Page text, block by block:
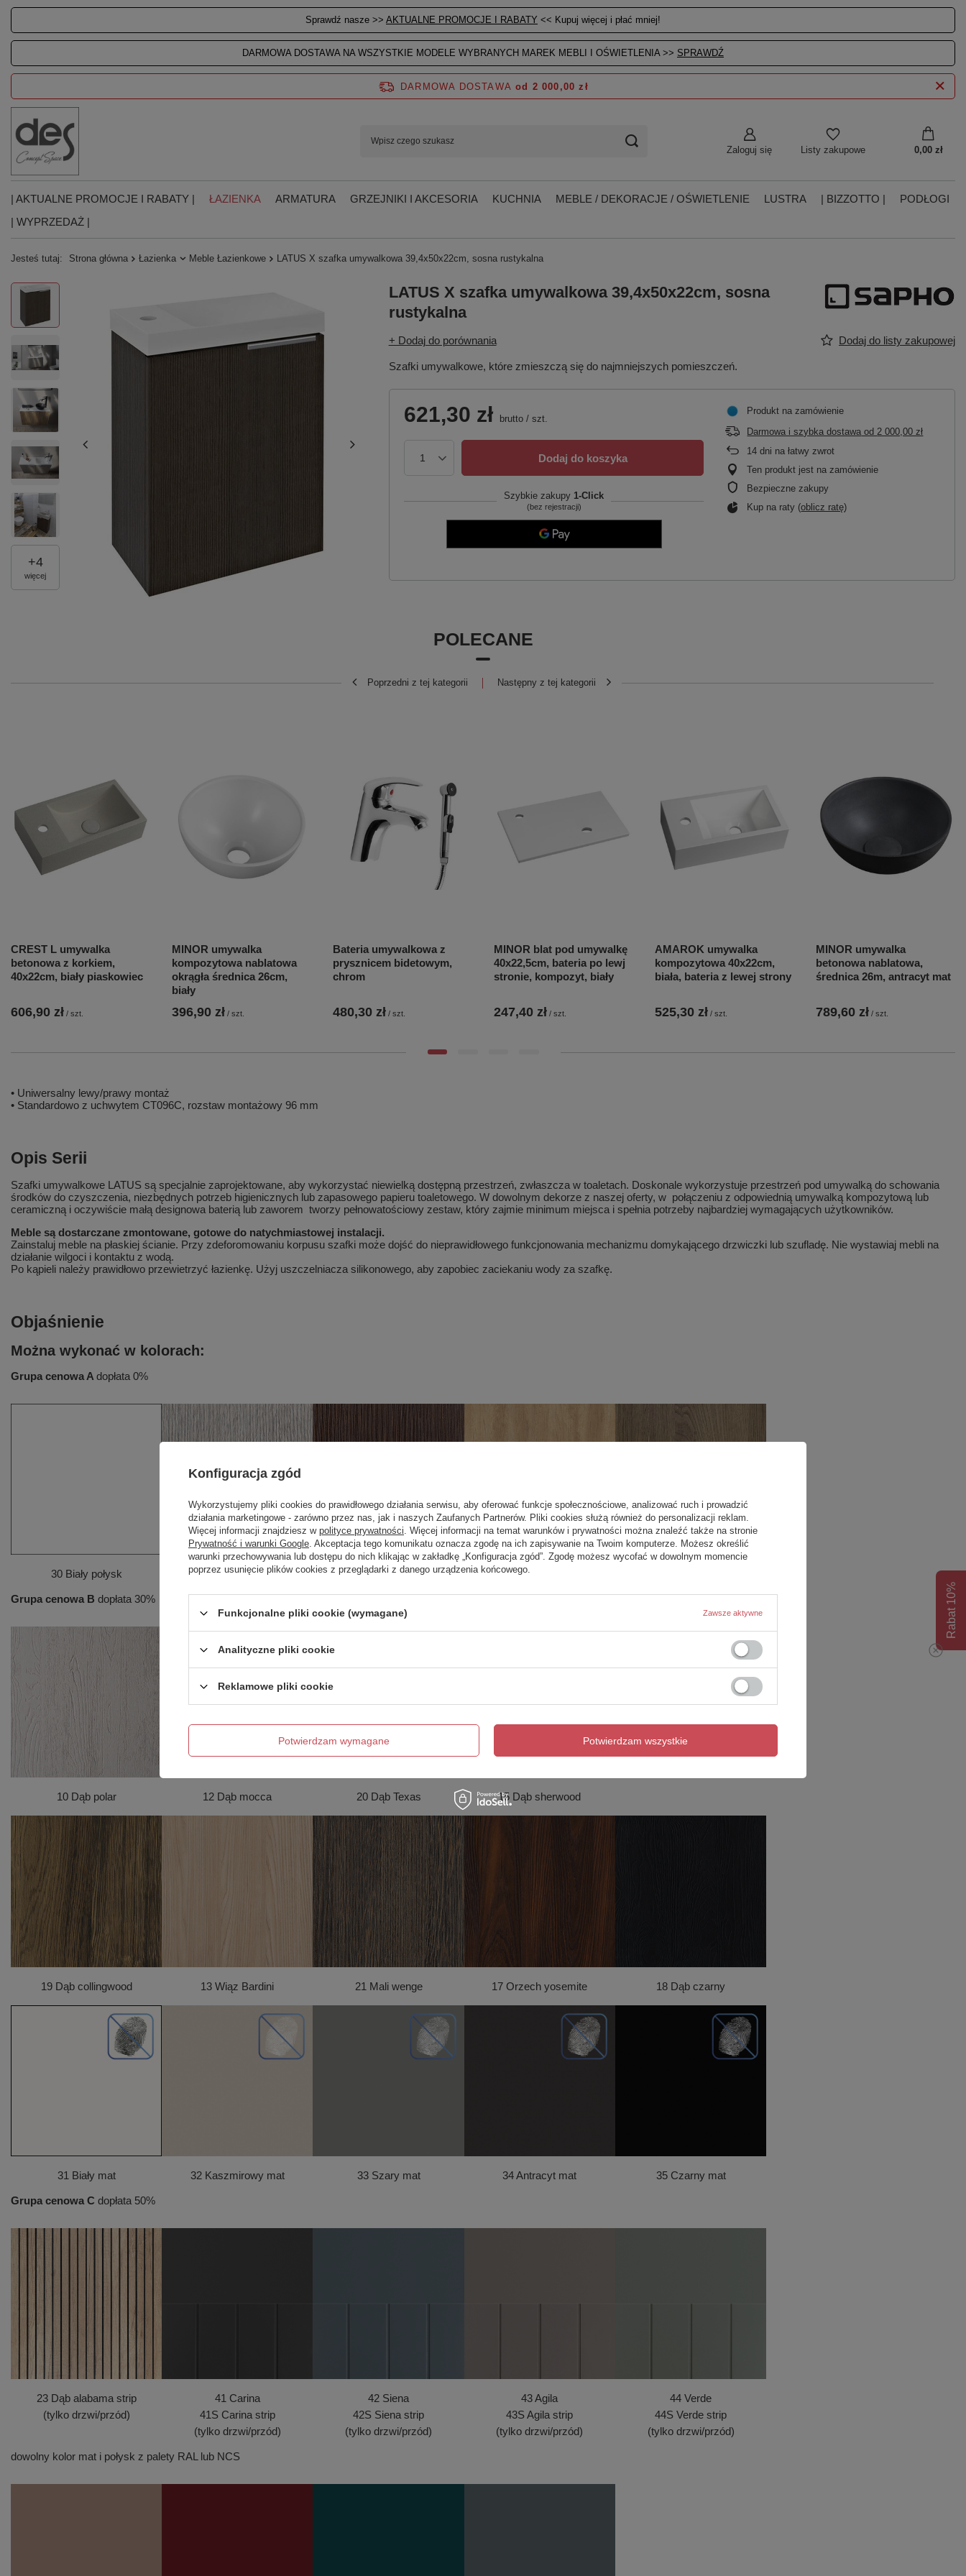
Sprawdź nasze >> AKTUALNE PROMOCJE I RABATY << Kupuj więcej i płać mniej!
DARMOWA DOSTAWA NA WSZYSTKIE MODELE WYBRANYCH MAREK MEBLI I OŚWIETLENIA >> SPRAWDŹ
Zaloguj się Listy zakupowe 0,00 zł
DARMOWA DOSTAWA od 2 000,00 zł
| AKTUALNE PROMOCJE I RABATY | ŁAZIENKA ARMATURA GRZEJNIKI I AKCESORIA KUCHNIA MEBLE / DEKORACJE / OŚWIETLENIE LUSTRA | BIZZOTTO |
PODŁOGI
| WYPRZEDAŻ |
Jesteś tutaj: Strona główna Łazienka Meble Łazienkowe LATUS X szafka umywalkowa 39,4x50x22cm, sosna rustykalna
+4
więcej
LATUS X szafka umywalkowa 39,4x50x22cm, sosna
rustykalna
+ Dodaj do porównania Dodaj do listy zakupowej
Szafki umywalkowe, które zmieszczą się do najmniejszych pomieszczeń.
621,30 zł brutto/ szt.
Dodaj do koszyka
Szybkie zakupy 1-Click
(bez rejestracji)
Produkt na zamówienie
Darmowa i szybka dostawa od2 000,00 zł
14 dni na łatwy zwrot
Ten produkt jest na zamówienie
Bezpieczne zakupy
Kup na raty (oblicz ratę)
POLECANE
Poprzedni z tej kategorii
CREST L umywalka
betonowa z korkiem,
40x22cm, biały piaskowiec
606,90 zł / szt.
MINOR umywalka
kompozytowa nablatowa
okrągła średnica 26cm,
biały
396,90 zł / szt.
Bateria umywalkowa z
prysznicem bidetowym,
chrom
480,30 zł / szt.
MINOR blat pod umywalkę
40x22,5cm, bateria po lewj
stronie, kompozyt, biały
247,40 zł / szt.
AMAROK umywalka
kompozytowa 40x22cm,
biała, bateria z lewej strony
525,30 zł / szt.
MINOR umywalka
betonowa nablatowa,
średnica 26m, antracyt mat
789,60 zł / szt.
Następny z tej kategorii
• Uniwersalny lewy/prawy montaż
• Standardowo z uchwytem CT096C, rozstaw montażowy 96 mm
Opis Serii
Szafki umywalkowe LATUS są specjalnie zaprojektowane, aby wykorzystać niewielką dostępną przestrzeń, zwłaszcza w toaletach. Doskonale wykorzystuje przestrzeń pod umywalką do schowania
środków do czyszczenia, niezbędnych potrzeb higienicznych lub zapasowego papieru toaletowego. W dowolnym dekorze z naszej oferty, w połączeniu z odpowiednią umywalką kompozytową lub
ceramiczną i oczywiście małą designowa baterią lub zaworem tworzy pełnowatościowy zestaw, który zajmie minimum miejsca i spełnia potrzeby najbardziej wymagających użytkowników.
Meble są dostarczane zmontowane, gotowe do natychmiastowej instalacji.
Zainstaluj meble na płaskiej ścianie. Przy zdeforomowaniu korpusu szafki może dojść do nieprawidłowego funkcjonowania mechanizmu domykającego drzwiczki lub szufladę. Nie wystawiaj mebli na
działanie wilgoci i kontaktu z wodą.
Po kąpieli należy prawidłowo przewietrzyć łazienkę. Użyj uszczelniacza silikonowego, aby zapobiec zaciekaniu wody za szafkę.
Objaśnienie
Można wykonać w kolorach:
Grupa cenowa A dopłata 0%
30 Biały połysk 11 Dąb srebrny 16 Sosna rustyk 22 Dąb alabama
Grupa cenowa B dopłata 30%
10 Dąb polar 12 Dąb mocca 20 Dąb Texas 15 Dąb sherwood
19 Dąb collingwood 13 Wiąz Bardini 21 Mali wenge 17 Orzech yosemite 18 Dąb czarny
31 Biały mat 32 Kaszmirowy mat 33 Szary mat 34 Antracyt mat 35 Czarny mat
Grupa cenowa C dopłata 50%
23 Dąb alabama strip
(tylko drzwi/przód)
41 Carina
41S Carina strip
(tylko drzwi/przód)
42 Siena
42S Siena strip
(tylko drzwi/przód)
43 Agila
43S Agila strip
(tylko drzwi/przód)
44 Verde
44S Verde strip
(tylko drzwi/przód)
dowolny kolor mat i połysk z palety RAL lub NCS
Rabat 10%
Konfiguracja zgód
Wykorzystujemy pliki cookies do prawidłowego działania serwisu, aby oferować funkcje społecznościowe, analizować ruch i prowadzić
działania marketingowe - zarówno przez nas, jak i naszych Zaufanych Partnerów. Pliki cookies służą również do personalizacji reklam.
Więcej informacji znajdziesz w polityce prywatności. Więcej informacji na temat warunków i prywatności można znaleźć także na stronie
Prywatność i warunki Google. Akceptacja tego komunikatu oznacza zgodę na ich zapisywanie na Twoim komputerze. Możesz określić
warunki przechowywania lub dostępu do nich klikając w zakładkę „Konfiguracja zgód”. Zgodę możesz wycofać w dowolnym momencie
poprzez usunięcie plików cookies z przeglądarki z danego urządzenia końcowego.
Funkcjonalne pliki cookie (wymagane) Zawsze aktywne
Analityczne pliki cookie
Reklamowe pliki cookie
Potwierdzam wymagane Potwierdzam wszystkie